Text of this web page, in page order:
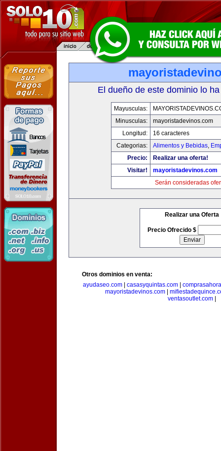
El dueño de este dominio lo
Mayusculas:
Minusculas:
mayoristadevinos.com
Longitud:
16 caracteres
Categorias:
Alimentos y Bebidas,
Precio:
Realizar una oferta!
Visitar!
mayoristadevinos.com
Serán consideradas
Realizar una Oferta
Precio Ofrecido $
Otros dominios en venta:
ayudaseo.com
casasyquintas.com
mayoristadevinos.com
ventasoutlet.com